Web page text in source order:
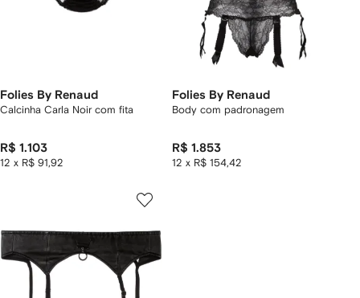
Folies By Renaud
Calcinha Carla Noir com fita
R$ 1.103
12 x R$ 91,92
Folies By Renaud
Body com padronagem
R$ 1.853
12 x R$ 154,42